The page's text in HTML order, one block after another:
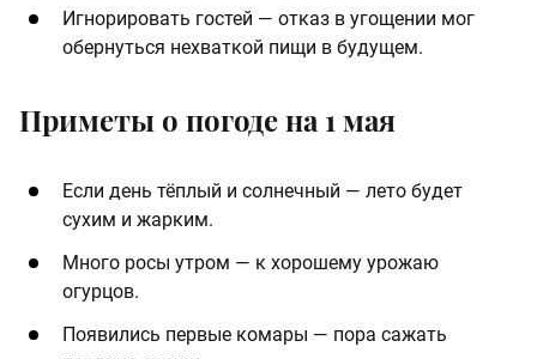
Игнорировать гостей — отказ в угощении мог
обернуться нехваткой пищи в будущем.
Приметы о погоде на 1 мая
Если день тёплый и солнечный — лето будет
сухим и жарким.
Много росы утром — к хорошему урожаю
огурцов.
Появились первые комары — пора сажать